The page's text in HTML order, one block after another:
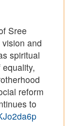
Sree
and
spiritual
reform
to